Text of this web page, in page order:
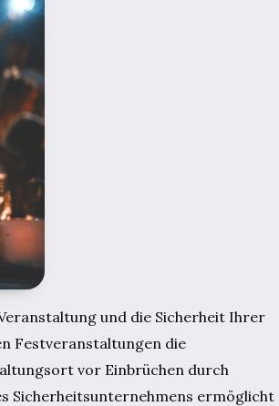
und die Sicherheit Ihrer
Festveranstaltungen die
vor Einbrüchen durch
Sicherheitsunternehmens ermöglicht